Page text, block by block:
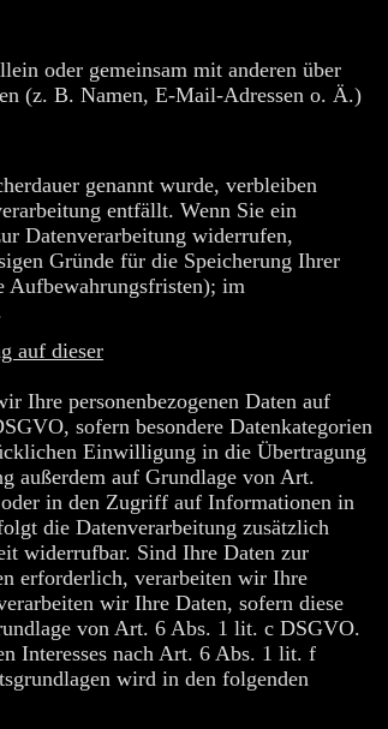
oder gemeinsam mit anderen über
(z. B. Namen, E-Mail-Adressen o. Ä.)
genannt wurde, verbleiben
entfällt. Wenn Sie ein
Datenverarbeitung widerrufen,
Gründe für die Speicherung Ihrer
Aufbewahrungsfristen); im
auf dieser
Ihre personenbezogenen Daten auf
sofern besondere Datenkategorien
Einwilligung in die Übertragung
außerdem auf Grundlage von Art.
in den Zugriff auf Informationen in
die Datenverarbeitung zusätzlich
widerrufbar. Sind Ihre Daten zur
erforderlich, verarbeiten wir Ihre
wir Ihre Daten, sofern diese
von Art. 6 Abs. 1 lit. c DSGVO.
Interesses nach Art. 6 Abs. 1 lit. f
wird in den folgenden